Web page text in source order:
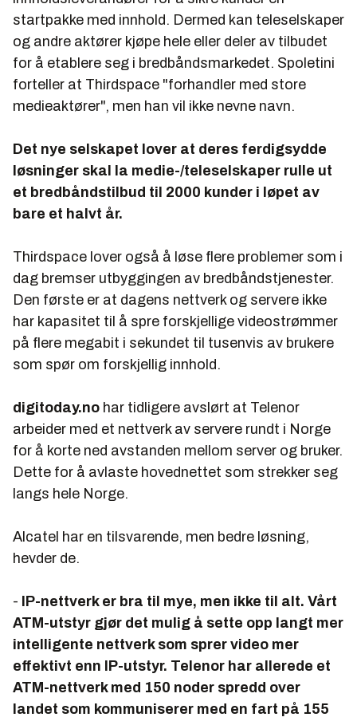
startpakke med innhold. Dermed kan teleselskaper
og andre aktører kjøpe hele eller deler av tilbudet
for å etablere seg i bredbåndsmarkedet. Spoletini
forteller at Thirdspace "forhandler med store
medieaktører", men han vil ikke nevne navn.
Det nye selskapet lover at deres ferdigsydde
løsninger skal la medie-/teleselskaper rulle ut
et bredbåndstilbud til 2000 kunder i løpet av
bare et halvt år.
Thirdspace lover også å løse flere problemer som i
dag bremser utbyggingen av bredbåndstjenester.
Den første er at dagens nettverk og servere ikke
har kapasitet til å spre forskjellige videostrømmer
på flere megabit i sekundet til tusenvis av brukere
som spør om forskjellig innhold.
digitoday.no har tidligere avslørt at Telenor
arbeider med et nettverk av servere rundt i Norge
for å korte ned avstanden mellom server og bruker.
Dette for å avlaste hovednettet som strekker seg
langs hele Norge.
Alcatel har en tilsvarende, men bedre løsning,
hevder de.
-
IP-nettverk er bra til mye, men ikke til alt. Vårt
ATM-utstyr gjør det mulig å sette opp langt mer
intelligente nettverk som sprer video mer
effektivt enn IP-utstyr. Telenor har allerede et
ATM-nettverk med 150 noder spredd over
landet som kommuniserer med en fart på 155